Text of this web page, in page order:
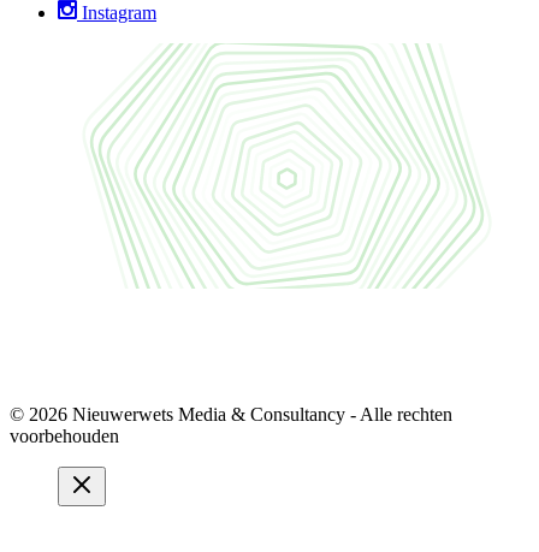
Instagram
© 2026 Nieuwerwets Media & Consultancy - Alle rechten
voorbehouden